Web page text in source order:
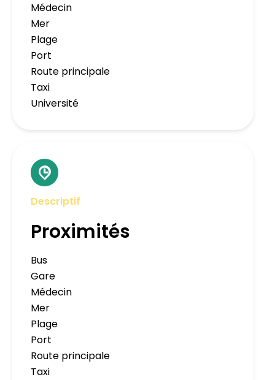
Médecin
Mer
Plage
Port
Route principale
Taxi
Université
Descriptif
Proximités
Bus
Gare
Médecin
Mer
Plage
Port
Route principale
Taxi